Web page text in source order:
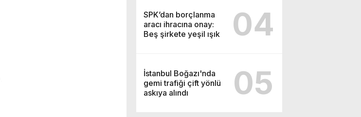
SPK’dan borçlanma
aracı ihracına onay:
Beş şirkete yeşil ışık
04
İstanbul Boğazı'nda
gemi trafiği çift yönlü
askıya alındı
05